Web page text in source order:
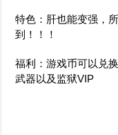
特色：肝也能变强，
到！！！
福利：游戏币可以兑
武器以及监狱VIP